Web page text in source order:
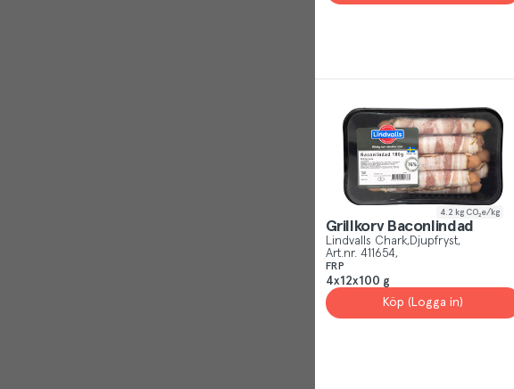
4.2 kg CO₂e/kg
Grillkorv Baconlindad
Lindvalls Chark Djupfryst
Art.nr. 411654
FRP
4x12x100 g
Köp (Logga in)